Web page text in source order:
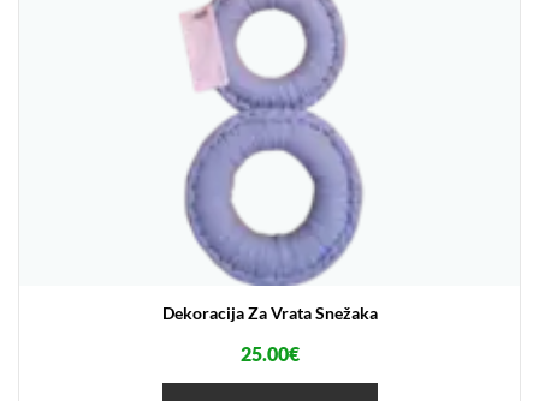
Dekoracija Za Vrata Snežaka
25.00€